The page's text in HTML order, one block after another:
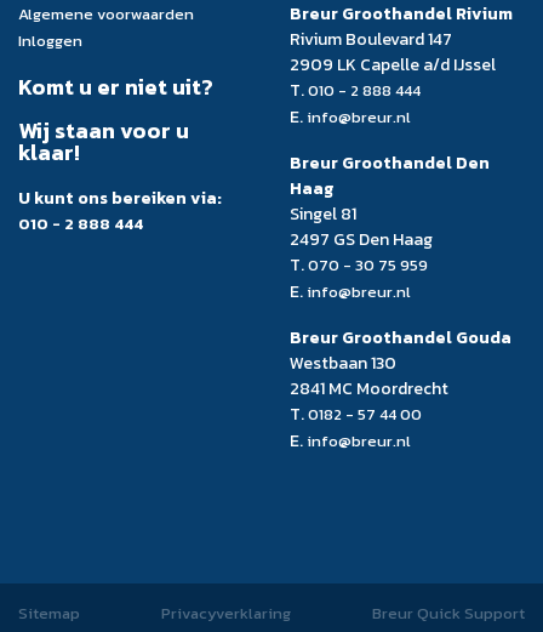
Algemene voorwaarden
Inloggen
Komt u er niet uit?
Wij staan voor u
klaar!
U kunt ons bereiken via:
010 - 2 888 444
Breur Groothandel Rivium
Rivium Boulevard 147
2909 LK Capelle a/d IJssel
T.010 - 2 888 444
E. info@breur.nl
Breur Groothandel Den
Haag
Singel 81
2497 GS Den Haag
T.070 - 30 75 959
E. info@breur.nl
Breur Groothandel Gouda
Westbaan 130
2841 MC Moordrecht
T.0182 - 57 44 00
E. info@breur.nl
Sitemap Privacyverklaring Breur Quick Support